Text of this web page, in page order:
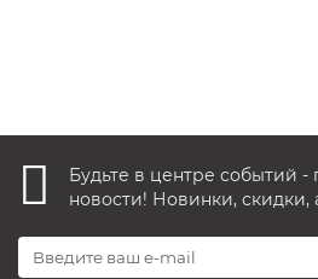
Будьте в центре событий
новости! Новинки, скидки,